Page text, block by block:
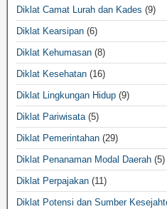
Diklat Camat Lurah dan Kades (9)
Diklat Kearsipan (6)
Diklat Kehumasan (8)
Diklat Kesehatan (16)
Diklat Lingkungan Hidup (9)
Diklat Pariwisata(5)
Diklat Pemerintahan (29)
Diklat Penanaman Modal Daerah (5)
Diklat Perpajakan (11)
Diklat Potensi dan Sumber